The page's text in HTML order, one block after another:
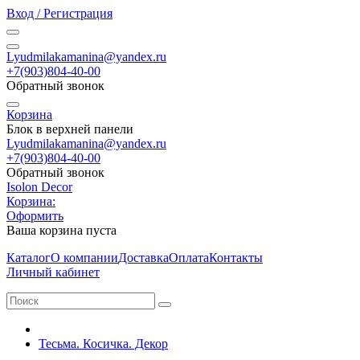
Вход / Регистрация
Lyudmilakamanina@yandex.ru
+7(903)804-40-00
Обратный звонок
Корзина
Блок в верхней панели
Lyudmilakamanina@yandex.ru
+7(903)804-40-00
Обратный звонок
Isolon Decor
Корзина:
Оформить
Ваша корзина пуста
КаталогО компанииДоставкаОплатаКонтакты
Личный кабинет
Тесьма. Косичка. Декор